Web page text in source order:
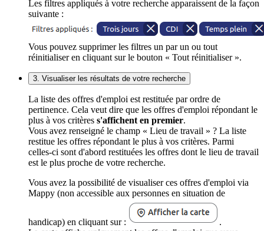
Les filtres appliqués à votre recherche apparaissent de la façon
suivante :
Vous pouvez supprimer les filtres un par un ou tout
réinitialiser en cliquant sur le bouton « Tout réinitialiser ».
3. Visualiser les résultats de votre recherche
La liste des offres d'emploi est restituée par ordre de
pertinence. Cela veut dire que les offres d'emploi répondant le
plus à vos critères s'affichent en premier.
Vous avez renseigné le champ « Lieu de travail » ? La liste
restitue les offres répondant le plus à vos critères. Parmi
celles-ci sont d'abord restituées les offres dont le lieu de travail
est le plus proche de votre recherche.
Vous avez la possibilité de visualiser ces offres d'emploi via
Mappy (non accessible aux personnes en situation de
handicap) en cliquant sur :
.